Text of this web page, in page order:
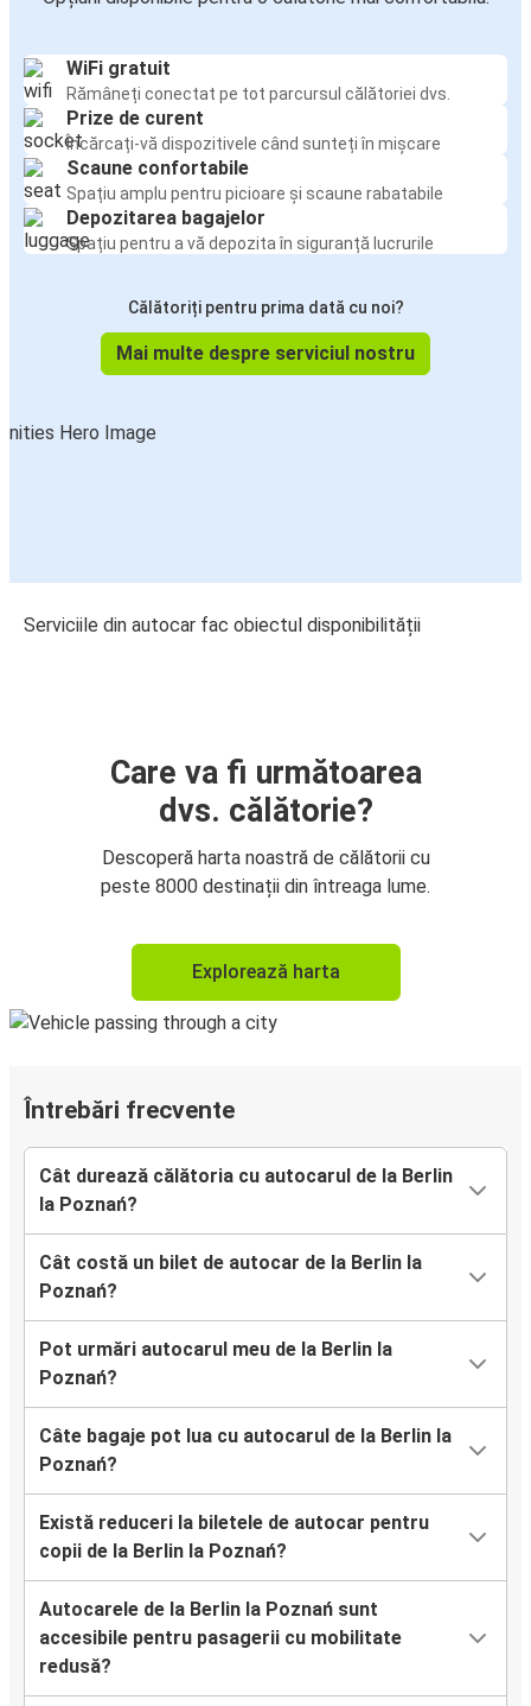
WiFi gratuit
Rămâneți conectat pe tot parcursul călătoriei dvs.
Prize de curent
Încărcați-vă dispozitivele când sunteți în mișcare
Scaune confortabile
Spațiu amplu pentru picioare și scaune rabatabile
Depozitarea bagajelor
Spațiu pentru a vă depozita în siguranță lucrurile
Călătoriți pentru prima dată cu noi?
Mai multe despre serviciul nostru
Serviciile din autocar fac obiectul disponibilității
Care va fi următoarea
dvs. călătorie?
Descoperă harta noastră de călătorii cu
peste 8000 destinații din întreaga lume.
Explorează harta
Întrebări frecvente
Cât durează călătoria cu autocarul de la Berlin
la Poznań?
Cât costă un bilet de autocar de la Berlin la
Poznań?
Pot urmări autocarul meu de la Berlin la
Poznań?
Câte bagaje pot lua cu autocarul de la Berlin la
Poznań?
Există reduceri la biletele de autocar pentru
copii de la Berlin la Poznań?
Autocarele de la Berlin la Poznań sunt
accesibile pentru pasagerii cu mobilitate
redusă?